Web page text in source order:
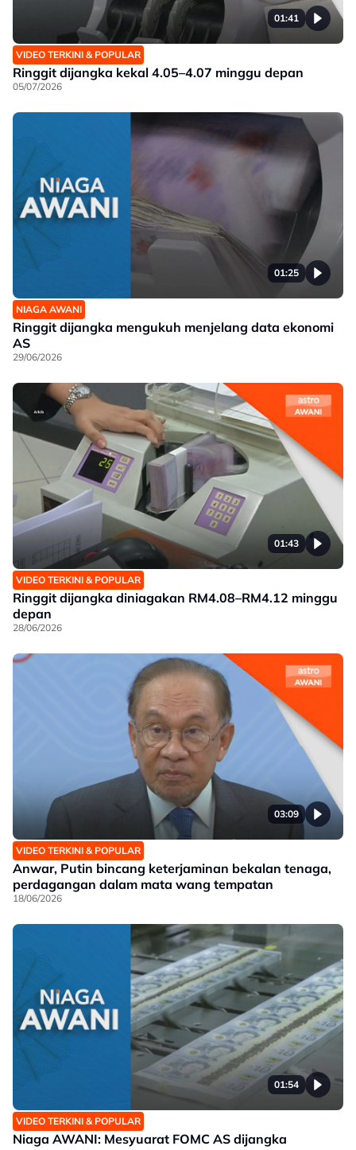
01:41
VIDEO TERKINI & POPULAR
Ringgit dijangka kekal 4.05–4.07 minggu depan
05/07/2026
01:25
NIAGA AWANI
Ringgit dijangka mengukuh menjelang data ekonomi
AS
29/06/2026
01:43
VIDEO TERKINI & POPULAR
Ringgit dijangka diniagakan RM4.08–RM4.12 minggu
depan
28/06/2026
03:09
VIDEO TERKINI & POPULAR
Anwar, Putin bincang keterjaminan bekalan tenaga,
perdagangan dalam mata wang tempatan
18/06/2026
01:54
VIDEO TERKINI & POPULAR
Niaga AWANI: Mesyuarat FOMC AS dijangka